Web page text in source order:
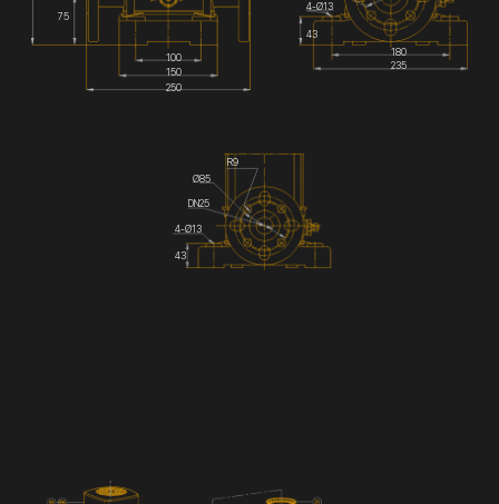
75
100
150
250
180
235
43
4-Ø13
DN25
R9
Ø85
4-Ø13
43